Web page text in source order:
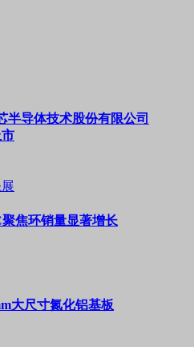
半导体技术股份有限公司
市
焦环销量显著增长
大尺寸氮化铝基板